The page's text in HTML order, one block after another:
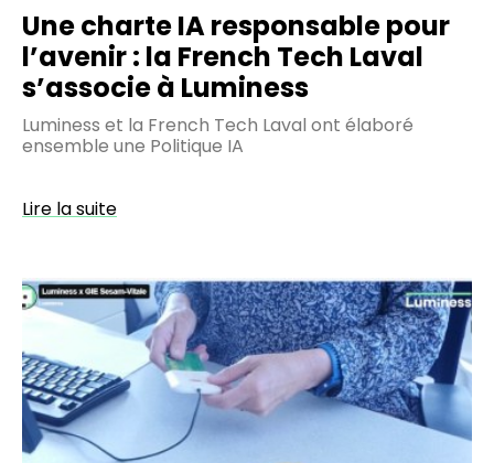
Luminess
Une charte IA responsable pour
l’avenir : la French Tech Laval
s’associe à Luminess
Luminess et la French Tech Laval ont élaboré
ensemble une Politique IA
Lire la suite
Carte
Vitale
15
ans
de
confiance,